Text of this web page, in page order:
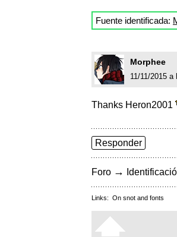
Fuente identificada:
Morphee
11/11/2015 a
Thanks Heron2001
Responder
Foro →
Links: On snot and fonts